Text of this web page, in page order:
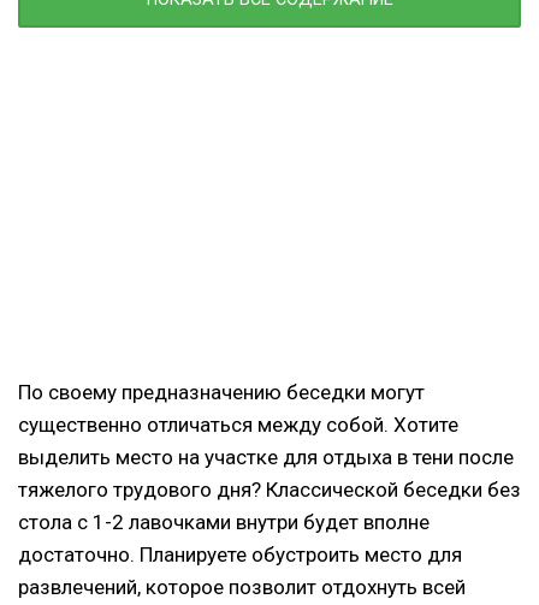
По своему предназначению беседки могут
существенно отличаться между собой. Хотите
выделить место на участке для отдыха в тени после
тяжелого трудового дня? Классической беседки без
стола с 1-2 лавочками внутри будет вполне
достаточно. Планируете обустроить место для
развлечений, которое позволит отдохнуть всей